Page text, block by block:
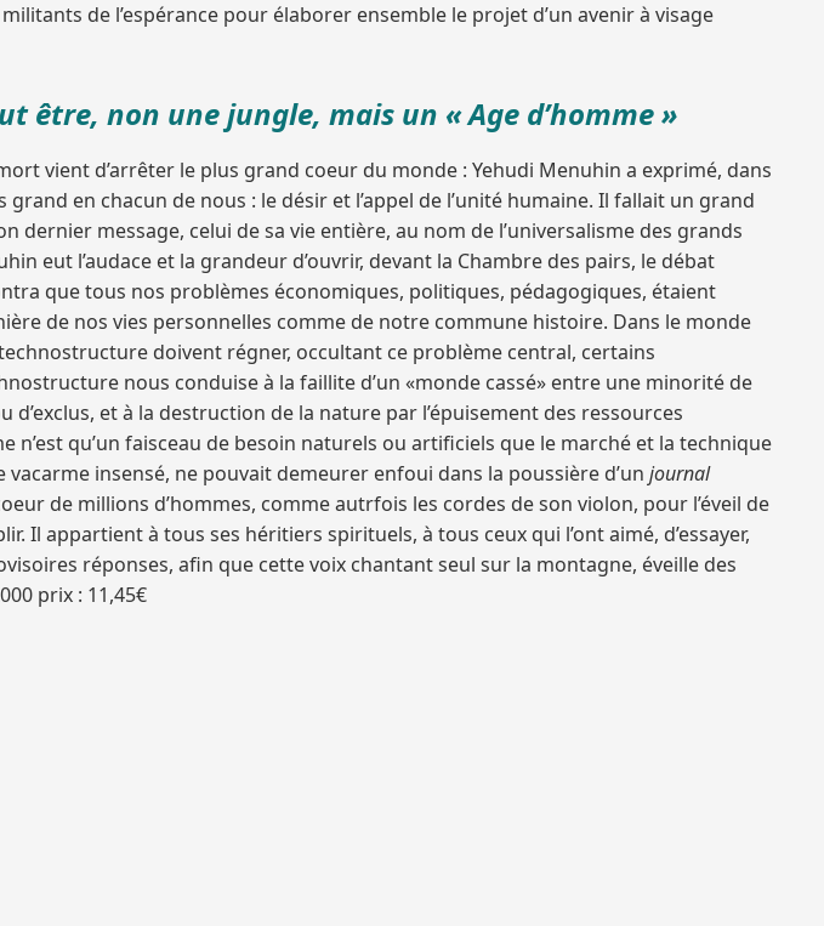
de l’espérance pour élaborer ensemble le projet d’un avenir à visage
être, non une jungle, mais un « Age d’homme »
vient d’arrêter le plus grand coeur du monde : Yehudi Menuhin a exprimé, dans
en chacun de nous : le désir et l’appel de l’unité humaine. Il fallait un grand
message, celui de sa vie entière, au nom de l’universalisme des grands
eut l’audace et la grandeur d’ouvrir, devant la Chambre des pairs, le débat
que tous nos problèmes économiques, politiques, pédagogiques, étaient
de nos vies personnelles comme de notre commune histoire. Dans le monde
doivent régner, occultant ce problème central, certains
nous conduise à la faillite d’un «monde cassé» entre une minorité de
et à la destruction de la nature par l’épuisement des ressources
qu’un faisceau de besoin naturels ou artificiels que le marché et la technique
insensé, ne pouvait demeurer enfoui dans la poussière d’un journal
de millions d’hommes, comme autrfois les cordes de son violon, pour l’éveil de
Il appartient à tous ses héritiers spirituels, à tous ceux qui l’ont aimé, d’essayer,
réponses, afin que cette voix chantant seul sur la montagne, éveille des
prix : 11,45€